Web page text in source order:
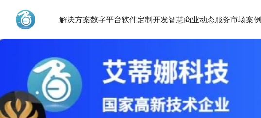
解决方案数字平台软件定制开发智慧商业动态服务市场案